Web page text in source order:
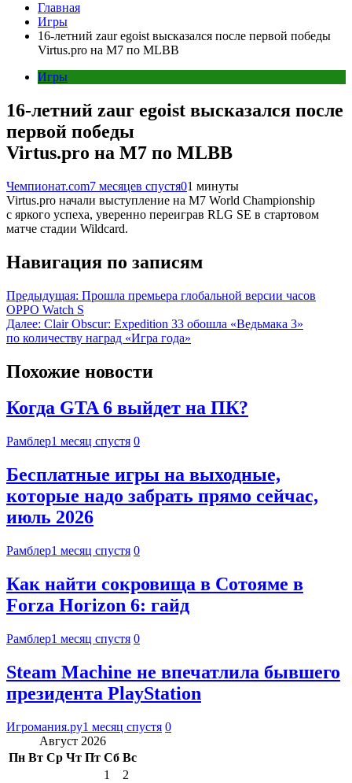
Главная
Игры
16-летний zaur egoist высказался после первой победы
Virtus.pro на M7 по MLBB
Игры
16-летний zaur egoist высказался после
первой победы
Virtus.pro на M7 по MLBB
Чемпионат.com7 месяцев спустя01 минуты
Virtus.pro начали выступление на M7 World Championship
с яркого успеха, уверенно переиграв RLG SE в стартовом
матче стадии Wildcard.
Навигация по записям
Предыдущая: Прошла премьера глобальной версии часов
OPPO Watch S
Далее: Clair Obscur: Expedition 33 обошла «Ведьмака 3»
по количеству наград «Игра года»
Похожие новости
Когда GTA 6 выйдет на ПК?
Рамблер1 месяц спустя 0
Бесплатные игры на выходные,
которые надо забрать прямо сейчас,
июль 2026
Рамблер1 месяц спустя 0
Как найти сокровища в Сотояме в
Forza Horizon 6: гайд
Рамблер1 месяц спустя 0
Steam Machine не впечатлила бывшего
президента PlayStation
Игромания.ру1 месяц спустя 0
Август 2026
Пн Вт Ср Чт Пт Сб Вс
1
2